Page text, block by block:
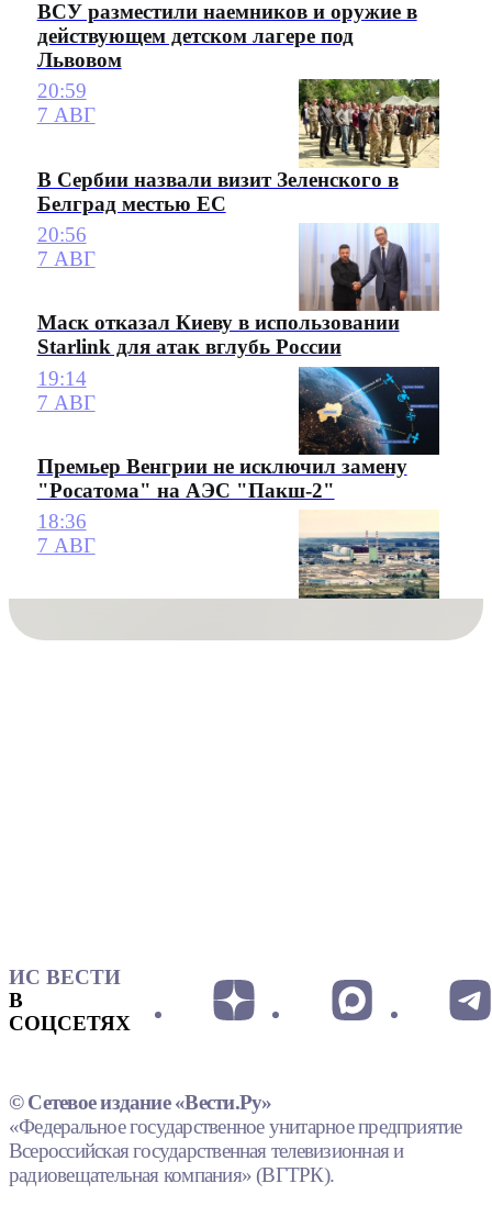
ВСУ разместили наемников и оружие в
действующем детском лагере под
Львовом
20:59
7 АВГ
В Сербии назвали визит Зеленского в
Белград местью ЕС
20:56
7 АВГ
Маск отказал Киеву в использовании
Starlink для атак вглубь России
19:14
7 АВГ
Премьер Венгрии не исключил замену
"Росатома" на АЭС "Пакш-2"
18:36
7 АВГ
ИС ВЕСТИ
В
СОЦСЕТЯХ
© Сетевое издание «Вести.Ру»
«Федеральное государственное унитарное предприятие
Всероссийская государственная телевизионная и
радиовещательная компания» (ВГТРК).